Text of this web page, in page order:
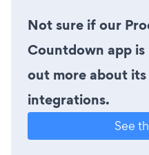
Not sure if our
Countdown app
out more about
integrations.
See